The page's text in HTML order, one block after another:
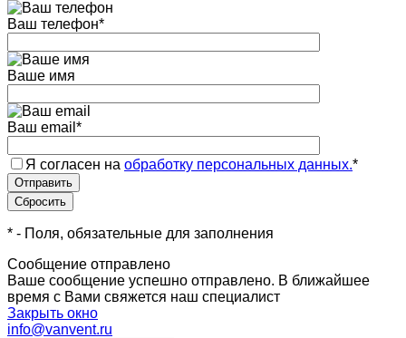
Ваш телефон*
Ваше имя
Ваш email *
Я согласен на обработку персональных данных.*
* - Поля, обязательные для заполнения
Сообщение отправлено
Ваше сообщение успешно отправлено. В ближайшее
время с Вами свяжется наш специалист
Закрыть окно
info@vanvent.ru